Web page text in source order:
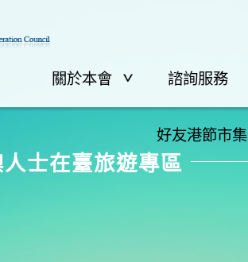
關於本會 諮詢服務
好友港節市集
士在臺旅遊專區